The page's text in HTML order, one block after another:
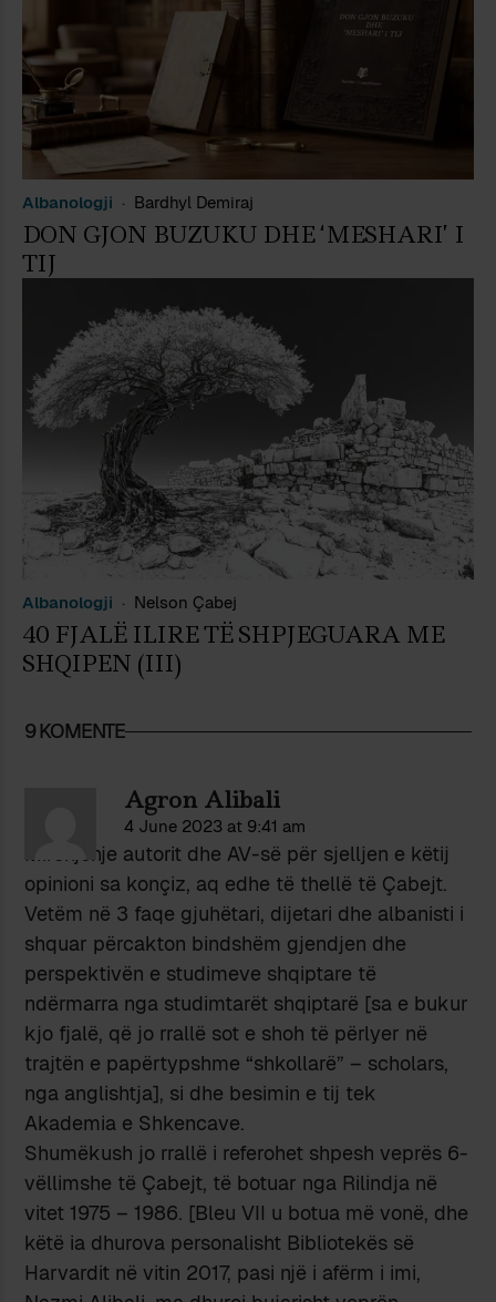
Albanologji Bardhyl Demiraj
DON GJON BUZUKU DHE ‘MESHARI’ I
TIJ
Albanologji Nelson Çabej
40 FJALË ILIRE TË SHPJEGUARA ME
SHQIPEN (III)
9 KOMENTE
Agron Alibali
4 June 2023 at 9:41 am
Mirënjohje autorit dhe AV-së për sjelljen e këtij
opinioni sa konçiz, aq edhe të thellë të Çabejt.
Vetëm në 3 faqe gjuhëtari, dijetari dhe albanisti i
shquar përcakton bindshëm gjendjen dhe
perspektivën e studimeve shqiptare të
ndërmarra nga studimtarët shqiptarë [sa e bukur
kjo fjalë, që jo rrallë sot e shoh të përlyer në
trajtën e papërtypshme “shkollarë” – scholars,
nga anglishtja], si dhe besimin e tij tek
Akademia e Shkencave.
Shumëkush jo rrallë i referohet shpesh veprës 6-
vëllimshe të Çabejt, të botuar nga Rilindja në
vitet 1975 – 1986. [Bleu VII u botua më vonë, dhe
këtë ia dhurova personalisht Bibliotekës së
Harvardit në vitin 2017, pasi një i afërm i imi,